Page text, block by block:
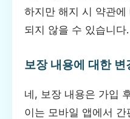
하지만 해지 시 약관
되지 않을 수 있습니다.
보장 내용에 대한
네, 보장 내용은 가입
이는 모바일 앱에서